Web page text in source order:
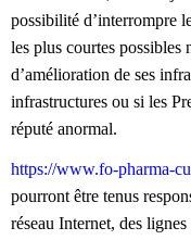
possibilité d’interrompre
les plus courtes possibles
d’amélioration de ses
infrastructures ou si les
réputé anormal.
https://www.fo-pharma-
pourront être tenus
réseau Internet, des